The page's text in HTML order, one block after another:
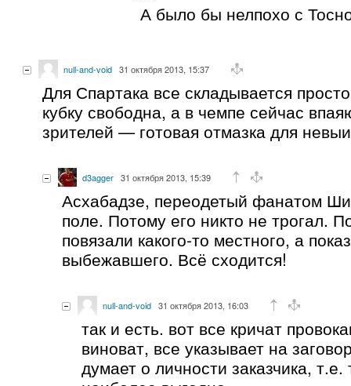
А было бы нелпохо с
null-and-void 31 октября 2013, 15:37
Для Спартака все складывается
кубку свободна, а в чемпе сейчас
зрителей — готовая отмазка для
d3agger 31 октября 2013, 15:39
Асхабадзе, переодетый фанатом
поле. Потому его никто не трогал.
повязали какого-то местного, а
выбежавшего. Всё сходится!
null-and-void 31 октября 2013, 16:03
так и есть. вот все кричат
виноват, все указывает на
думает о личности заказчика, т.е.